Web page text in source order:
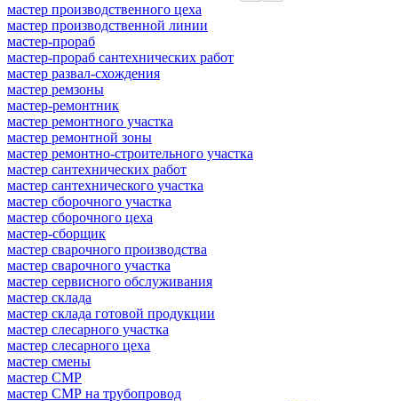
мастер производственного цеха
мастер производственной линии
мастер-прораб
мастер-прораб сантехнических работ
мастер развал-схождения
мастер ремзоны
мастер-ремонтник
мастер ремонтного участка
мастер ремонтной зоны
мастер ремонтно-строительного участка
мастер сантехнических работ
мастер сантехнического участка
мастер сборочного участка
мастер сборочного цеха
мастер-сборщик
мастер сварочного производства
мастер сварочного участка
мастер сервисного обслуживания
мастер склада
мастер склада готовой продукции
мастер слесарного участка
мастер слесарного цеха
мастер смены
мастер СМР
мастер СМР на трубопровод